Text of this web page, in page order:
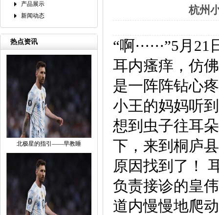
产品展示
新闻动态
热点资讯
北极星的指引——早教睡
杭州
“啊······”5月
耳内瘙痒，仿
是一阵阵钻心疼
小王的妈妈听
想到虫子往耳
下，来到桐庐
原因找到了！
负责接诊的皇
道内慢慢地爬